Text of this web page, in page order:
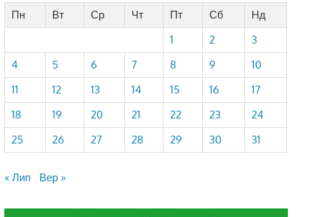
Пн
Вт Ср Чт Пт Сб
Нд
1
2
3
4
5 6 7 8 9
10
11
12 13 14 15 16
17
18
19 20 21 22 23
24
25
26 27 28 29 30 31
« Лип Вер »